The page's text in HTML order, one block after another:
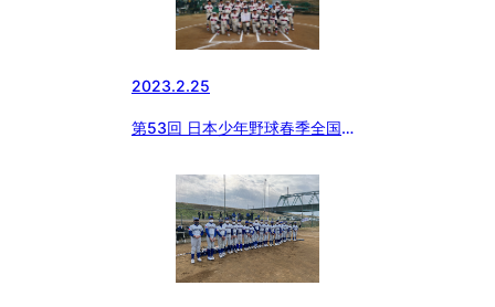
2023.2.25
第53回 日本少年野球春季全国大